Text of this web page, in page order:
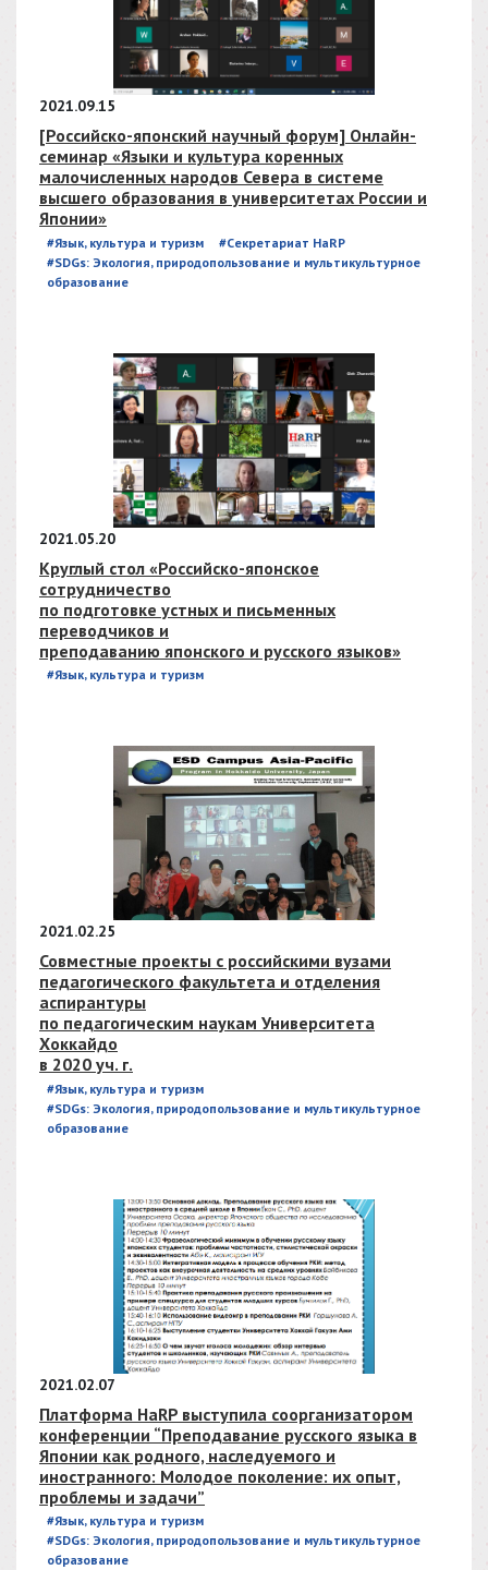
2021.09.15
[Российско-японский научный форум] Онлайн-
семинар «Языки и культура коренных
малочисленных народов Севера в системе
высшего образования в университетах России и
Японии»
#Язык, культура и туризм
#Секретариат HaRP
#SDGs: Экология, природопользование и мультикультурное
образование
2021.05.20
Круглый стол «Российско-японское
сотрудничество
по подготовке устных и письменных
переводчиков и
преподаванию японского и русского языков»
#Язык, культура и туризм
2021.02.25
Совместные проекты с российскими вузами
педагогического факультета и отделения
аспирантуры
по педагогическим наукам Университета
Хоккайдо
в 2020 уч. г.
#Язык, культура и туризм
#SDGs: Экология, природопользование и мультикультурное
образование
2021.02.07
Платформа HaRP выступила соорганизатором
конференции “Преподавание русского языка в
Японии как родного, наследуемого и
иностранного: Молодое поколение: их опыт,
проблемы и задачи”
#Язык, культура и туризм
#SDGs: Экология, природопользование и мультикультурное
образование